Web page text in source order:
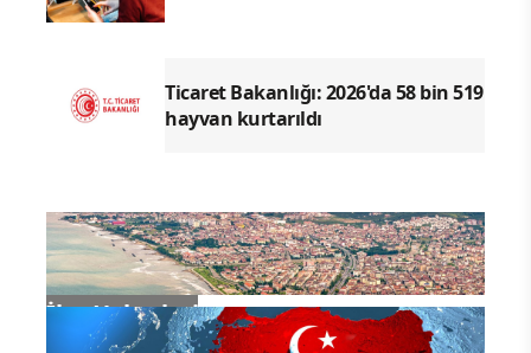
Ticaret Bakanlığı: 2026'da 58 bin 519
hayvan kurtarıldı
İlçe Haberleri